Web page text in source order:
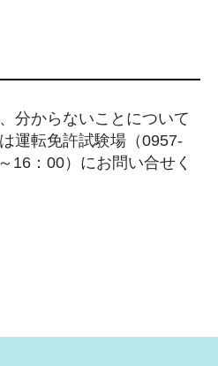
分からないことについて
運転免許試験場（0957-
：00）にお問い合せく